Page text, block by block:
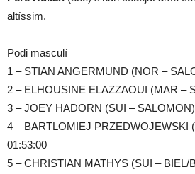
altíssim.
Podi masculí
1 – STIAN ANGERMUND (NOR –
2 – ELHOUSINE ELAZZAOUI (MAR –
3 – JOEY HADORN (SUI –
4 – BARTLOMIEJ PRZEDWOJEWSKI
01:53:00
5 – CHRISTIAN MATHYS (SUI – BIEL/